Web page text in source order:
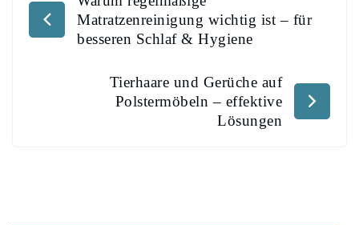
Matratzenreinigung wichtig ist – für
besseren Schlaf & Hygiene
Tierhaare und Gerüche auf
Polstermöbeln – effektive
Lösungen